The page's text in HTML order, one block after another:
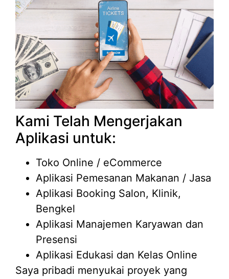
Kami Telah Mengerjakan
Aplikasi untuk:
Toko Online / eCommerce
Aplikasi Pemesanan Makanan / Jasa
Aplikasi Booking Salon, Klinik,
Bengkel
Aplikasi Manajemen Karyawan dan
Presensi
Aplikasi Edukasi dan Kelas Online
Saya pribadi menyukai proyek yang